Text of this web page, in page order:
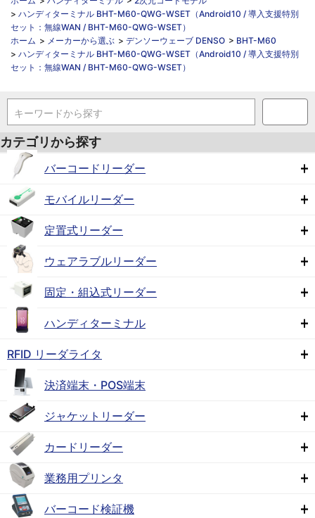
> ハンディターミナル BHT-M60-QWG-WSET（Android10 / 導入支援特別
セット：無線WAN / BHT-M60-QWG-WSET）
ホーム > メーカーから選ぶ > デンソーウェーブ DENSO > BHT-M60
> ハンディターミナル BHT-M60-QWG-WSET（Android10 / 導入支援特別
セット：無線WAN / BHT-M60-QWG-WSET）
キーワードから探す
カテゴリから探す
バーコードリーダー
モバイルリーダー
定置式リーダー
ウェアラブルリーダー
固定・組込式リーダー
ハンディターミナル
RFID リーダライタ
決済端末・POS端末
ジャケットリーダー
カードリーダー
業務用プリンタ
バーコード検証機